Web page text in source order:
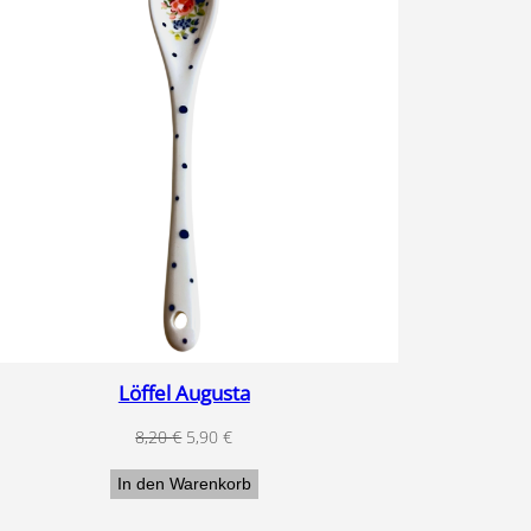
Löffel Augusta
8,20€ Ursprünglicher
war:
5,90€Aktueller
ist:
In den Warenkorb